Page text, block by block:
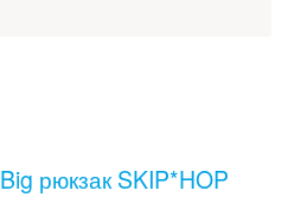
Big рюкзак SKIP*HOP